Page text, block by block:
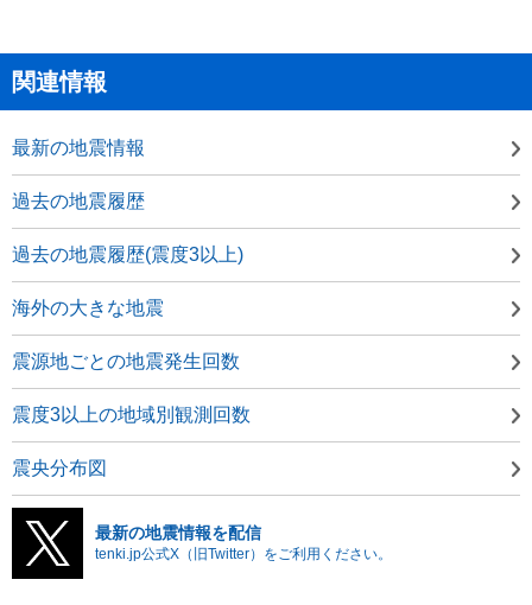
関連情報
最新の地震情報
過去の地震履歴
過去の地震履歴(震度3以上)
海外の大きな地震
震源地ごとの地震発生回数
震度3以上の地域別観測回数
震央分布図
最新の地震情報を配信
tenki.jp公式X（旧Twitter）をご利用ください。